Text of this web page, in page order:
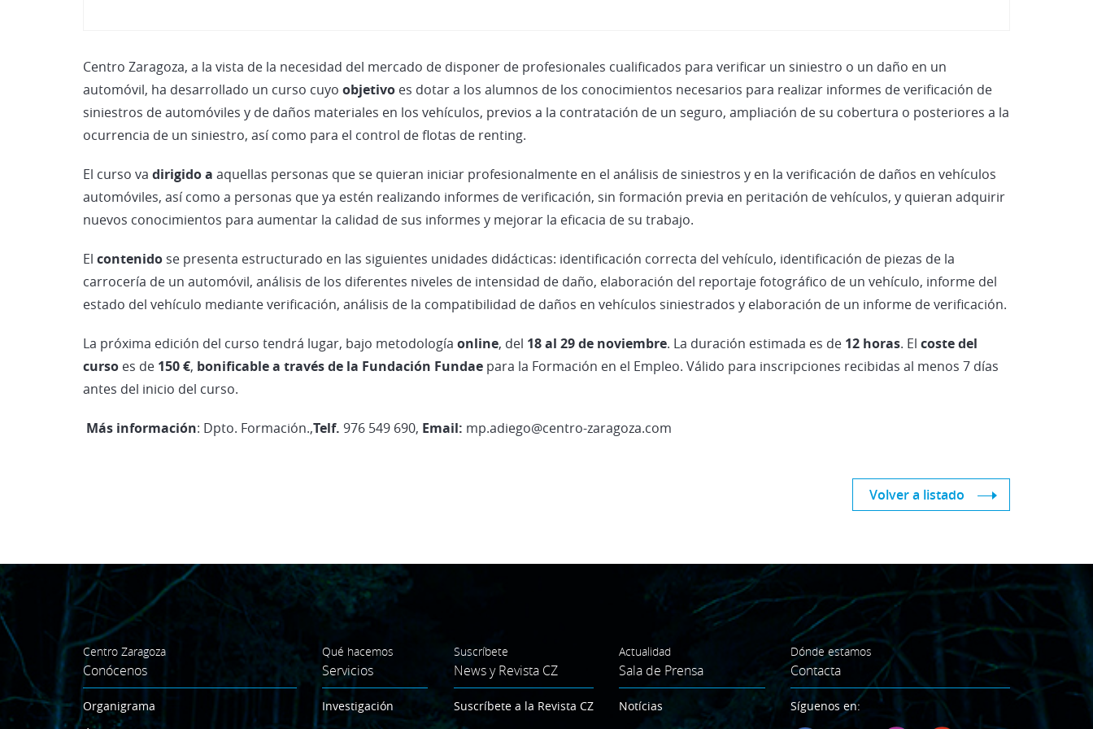
Centro Zaragoza, a la vista de la necesidad del mercado de disponer de profesionales cualificados para verificar un siniestro o un daño en un
automóvil, ha desarrollado un curso cuyo objetivo es dotar a los alumnos de los conocimientos necesarios para realizar informes de verificación de
siniestros de automóviles y de daños materiales en los vehículos, previos a la contratación de un seguro, ampliación de su cobertura o posteriores a la
ocurrencia de un siniestro, así como para el control de flotas de renting.
El curso va dirigido a aquellas personas que se quieran iniciar profesionalmente en el análisis de siniestros y en la verificación de daños en vehículos
automóviles, así como a personas que ya estén realizando informes de verificación, sin formación previa en peritación de vehículos, y quieran adquirir
nuevos conocimientos para aumentar la calidad de sus informes y mejorar la eficacia de su trabajo.
El contenido se presenta estructurado en las siguientes unidades didácticas: identificación correcta del vehículo, identificación de piezas de la
carrocería de un automóvil, análisis de los diferentes niveles de intensidad de daño, elaboración del reportaje fotográfico de un vehículo, informe del
estado del vehículo mediante verificación, análisis de la compatibilidad de daños en vehículos siniestrados y elaboración de un informe de verificación.
La próxima edición del curso tendrá lugar, bajo metodología online, del 18 al 29 de noviembre. La duración estimada es de 12 horas. El coste del
curso es de 150 €, bonificable a través de la Fundación Fundae para la Formación en el Empleo. Válido para inscripciones recibidas al menos 7 días
antes del inicio del curso.
Más información: Dpto. Formación.,Telf. 976 549 690, Email: mp.adiego@centro-zaragoza.com
Volver a listado
Centro Zaragoza
Conócenos
Organigrama
Qué hacemos
Servicios
Investigación
Suscríbete
News y Revista CZ
Suscríbete a la Revista CZ
Actualidad
Sala de Prensa
Notícias
Dónde estamos
Contacta
Síguenos en: